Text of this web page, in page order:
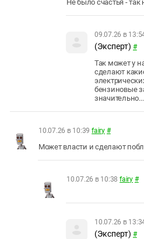
Не было счастья - так
09.07.26 в
(Эксперт) #
Так может у
сделают
бензиновые
значительно...
10.07.26 в 10:39 fairy #
Может власти и сделают
10.07.26 в 10:38 fairy #
10.07.26 в
(Эксперт) #